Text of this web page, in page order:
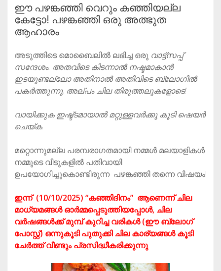
ഈ പഴങ്കഞ്ഞി വെറും കഞ്ഞിയല്ല
കേട്ടോ! പഴങ്കഞ്ഞി ഒരു അത്ഭുത
ആഹാരം
അടുത്തിടെ മൊബൈലിൽ ലഭിച്ച ഒരു വാട്ട്സപ്പ്
സന്ദേശം. അതവിടെ കിടന്നാൽ നഷ്ടമാകാൻ
ഇടയുണ്ടല്ലോ അതിനാൽ അതിവിടെ ബ്ലോഗിൽ
പകർത്തുന്നു, അല്പം ചില തിരുത്തലുകളോടെ!
വായിക്കുക ഇഷ്ട്ടമായാൽ മറ്റുള്ളവർക്കു കൂടി ഷെയർ
ചെയ്ക.
മറ്റൊന്നുമല്ല പരമ്പരാഗതമായി നമ്മൾ മലയാളികൾ
നമ്മുടെ വീടുകളിൽ പതിവായി
ഉപയോഗിച്ചുകൊണ്ടിരുന്ന പഴങ്കഞ്ഞി തന്നെ വിഷയം!
ഇന്ന് (10/10/2025) “കഞ്ഞിദിനം” ആണെന്ന് ചില
മാധ്യമങ്ങൾ ഓർമ്മപ്പെടുത്തിയപ്പോൾ, ചില
വർഷങ്ങൾക്ക് മുമ്പ് കുറിച്ച വരികൾ (ഈ ബ്ലോഗ്
പോസ്റ്റ്) ഒന്നുകൂടി പുതുക്കി ചില കാര്യങ്ങൾ കൂടി
ചേർത്ത് വീണ്ടും പ്രസിദ്ധീകരിക്കുന്നു.